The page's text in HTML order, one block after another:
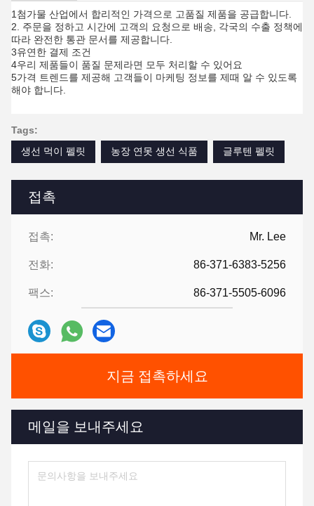
접촉
접촉: Mr. Lee
전화: 86-371-6383-5256
팩스: 86-371-5505-6096
지금 접촉하세요
메일을 보내주세요
1첨가물 산업에서 합리적인 가격으로 고품질 제품을 공급합니다.
2. 주문을 정하고 시간에 고객의 요청으로 배송, 각국의 수출 정책에
따라 완전한 통관 문서를 제공합니다.
3유연한 결제 조건
4우리 제품들이 품질 문제라면 모두 처리할 수 있어요
5가격 트렌드를 제공해 고객들이 마케팅 정보를 제때 알 수 있도록
해야 합니다.
Tags:
생선 먹이 펠릿
농장 연못 생선 식품 글루텐 펠릿